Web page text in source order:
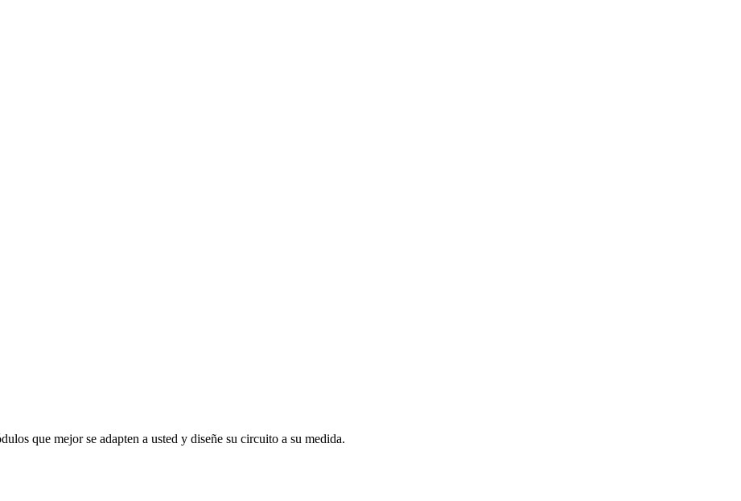
que mejor se adapten a usted y diseñe su circuito a su medida.